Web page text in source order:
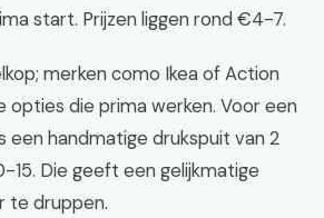
start. Prijzen liggen rond €4-7.
merken como Ikea of Action
opties die prima werken. Voor een
handmatige drukspuit van 2
15. Die geeft een gelijkmatige
te druppen.